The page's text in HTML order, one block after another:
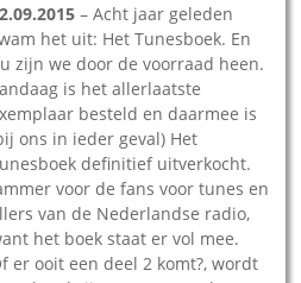
– Acht jaar geleden
het uit: Het Tunesboek. En
zijn we door de voorraad heen.
is het allerlaatste
besteld en daarmee is
ons in ieder geval) Het
definitief uitverkocht.
voor de fans voor tunes en
van de Nederlandse radio,
het boek staat er vol mee.
er ooit een deel 2 komt?, wordt